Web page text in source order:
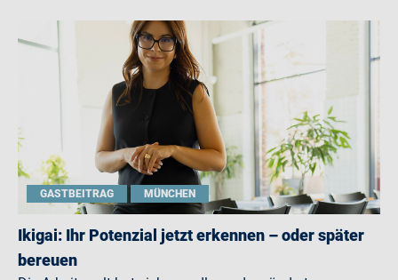
GASTBEITRAG MÜNCHEN
Ikigai: Ihr Potenzial jetzt erkennen – oder später
bereuen